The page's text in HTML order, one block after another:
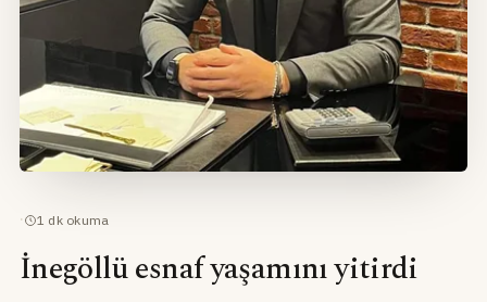
· 1 dk okuma
İnegöllü esnaf yaşamını yitirdi